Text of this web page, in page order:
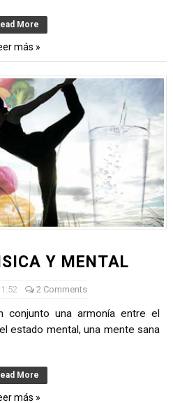
More
más »
Y MENTAL
1:52 2 Comments
conjunto una armonía entre el
estado mental, una mente sana
More
más »